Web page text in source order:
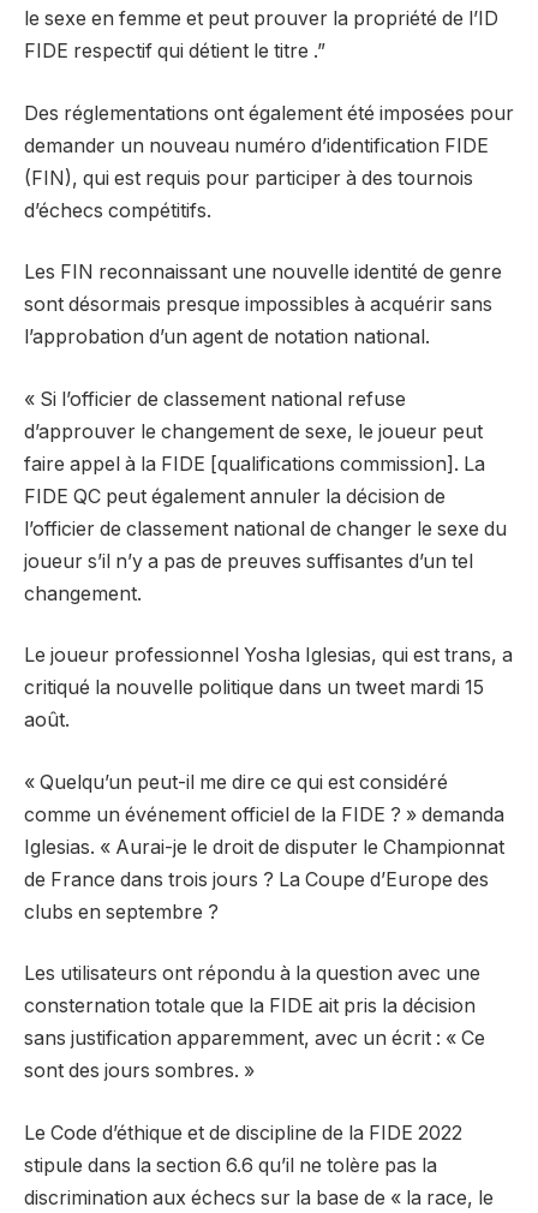
le sexe en femme et peut prouver la propriété de l’ID
FIDE respectif qui détient le titre .”
Des réglementations ont également été imposées pour
demander un nouveau numéro d’identification FIDE
(FIN), qui est requis pour participer à des tournois
d’échecs compétitifs.
Les FIN reconnaissant une nouvelle identité de genre
sont désormais presque impossibles à acquérir sans
l’approbation d’un agent de notation national.
« Si l’officier de classement national refuse
d’approuver le changement de sexe, le joueur peut
faire appel à la FIDE [qualifications commission]. La
FIDE QC peut également annuler la décision de
l’officier de classement national de changer le sexe du
joueur s’il n’y a pas de preuves suffisantes d’un tel
changement.
Le joueur professionnel Yosha Iglesias, qui est trans, a
critiqué la nouvelle politique dans un tweet mardi 15
août.
« Quelqu’un peut-il me dire ce qui est considéré
comme un événement officiel de la FIDE ? » demanda
Iglesias. « Aurai-je le droit de disputer le Championnat
de France dans trois jours ? La Coupe d’Europe des
clubs en septembre ?
Les utilisateurs ont répondu à la question avec une
consternation totale que la FIDE ait pris la décision
sans justification apparemment, avec un écrit : « Ce
sont des jours sombres. »
Le Code d’éthique et de discipline de la FIDE 2022
stipule dans la section 6.6 qu’il ne tolère pas la
discrimination aux échecs sur la base de « la race, le